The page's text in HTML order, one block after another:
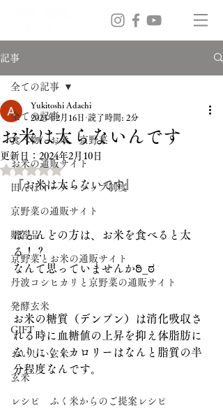
記事
全ての記事
食べ物 お米 京野菜
お米の通販サイト
田んぼオーナーシップ制度
京野菜の通販サイト
贈答品
京野菜とお米の通販サイト
丹波コシヒカリと京野菜の通販サイト
発酵玄米
GIFT
おいしい玄米
玄米
レシピ ふく米からのご提案レシピ
全ての記事
お米は太らないんです
Yukitoshi Adachi
2023年2月16日 読了時間: 2分
更新日： 2024年2月10日
5つ星のうちNaNと評価されています。
『お米は太らないです』
ほとんどの方は、お米を食べると太
る！？
なんて思っていませんかಠಿ_ಠ
お米の糖質（デンプン）は消化吸収さ
れる時に血糖値の上昇を抑え体脂肪に
なりにくくカロリーはなんと脂質の半
分程度なんです。